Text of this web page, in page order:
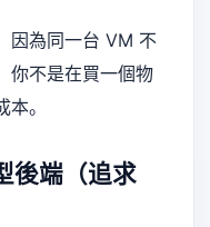
因為同一台 VM 不
你不是在買一個物
。
後端（追求